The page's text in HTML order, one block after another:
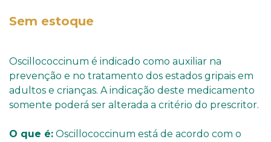
Sem estoque
Oscillococcinum é indicado como auxiliar na
prevenção e no tratamento dos estados gripais em
adultos e crianças. A indicação deste medicamento
somente poderá ser alterada a critério do prescritor.
O que é: Oscillococcinum está de acordo com o